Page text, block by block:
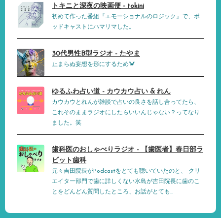
トキニと深夜の映画便 - tokini
初めて作った番組『エモーショナルのロジック』で、ポ
ッドキャストにハマリマした。
30代男性B型ラジオ - たやま
止まらぬ妄想を形にするため🦀
ゆるふわ占い道 - カウカウ占い & れん
カウカウとれんが雑談で占いの良さを話し合ってたら、
これそのままラジオにしたらいいんじゃない？ってなり
ました。笑
歯科医のおしゃべりラジオ - 【歯医者】春日部ラ
ビット歯科
元々吉田院長がPodcastをとても聴いていたのと、 クリ
エイター部門で歯に詳しくない水島が吉田院長に歯のこ
とをどんどん質問したところ、お話がとても...